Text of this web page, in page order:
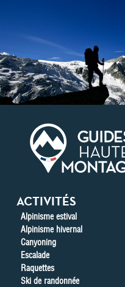
ACTIVITÉS
Alpinisme estival
Alpinisme hivernal
Canyoning
Escalade
Raquettes
Ski de randonnée